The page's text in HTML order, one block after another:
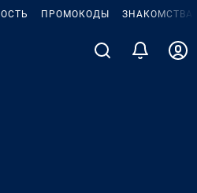
ПРОМОКОДЫ ЗНАКОМСТВА